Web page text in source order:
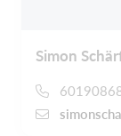
Simon